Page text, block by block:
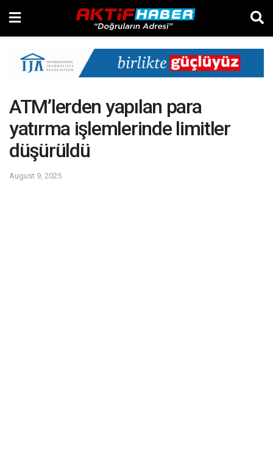
ATM’lerden yapılan para
yatırma işlemlerinde limitler
düşürüldü
August 9, 2025